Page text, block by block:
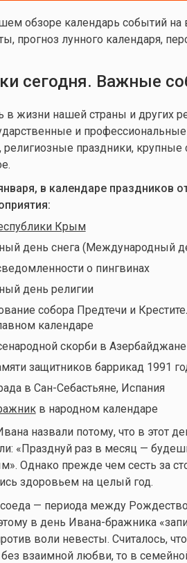
обзоре календарь событий на
прогноз лунного календаря,
сегодня. Важные
жизни нашей страны и других
и
религиозные праздники,
в календаре праздников
Крым
день снега (Международный
о пингвинах
день религии
собора Предтечи и
календаре
скорби в Азербайджане
защитников баррикад 1991
в Сан-Себастьяне, Испания
в народном календаре
назвали потому, что в этот
«Празднуй раз в месяц —
Однако прежде чем сесть за
здоровьем на целый год.
— периода между
в день Ивана-бражника
воли невесты. Считалось,
без взаимной любви, то в